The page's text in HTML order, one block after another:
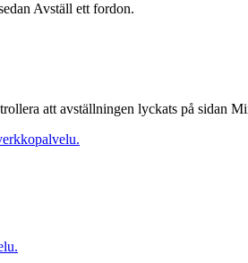
Avställ ett fordon.
att avställningen lyckats på sidan